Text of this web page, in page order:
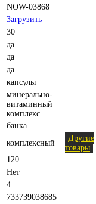
NOW-03868
Загрузить
30
да
да
да
капсулы
минерально-
витаминный
комплекс
банка
комплексный
Другие
товары
120
Нет
4
733739038685